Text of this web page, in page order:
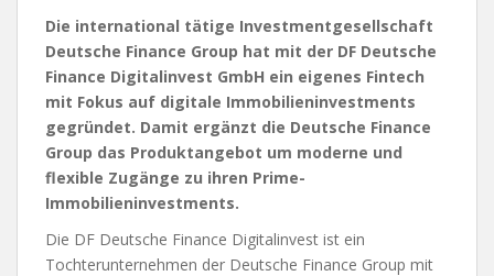
Die international tätige Investmentgesellschaft
Deutsche Finance Group hat mit der DF Deutsche
Finance Digitalinvest GmbH ein eigenes Fintech
mit Fokus auf digitale Immobilieninvestments
gegründet. Damit ergänzt die Deutsche Finance
Group das Produktangebot um moderne und
flexible Zugänge zu ihren Prime-
Immobilieninvestments.
Die DF Deutsche Finance Digitalinvest ist ein
Tochterunternehmen der Deutsche Finance Group mit